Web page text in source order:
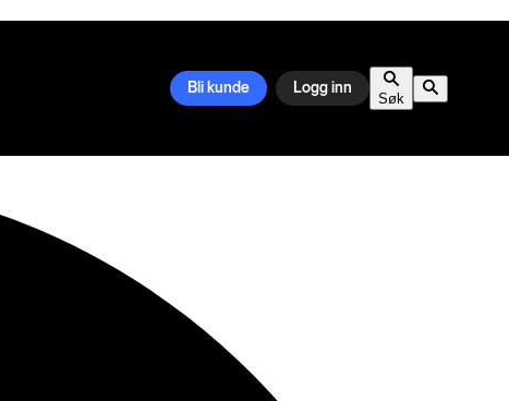
Bli kunde Logg inn
Søk